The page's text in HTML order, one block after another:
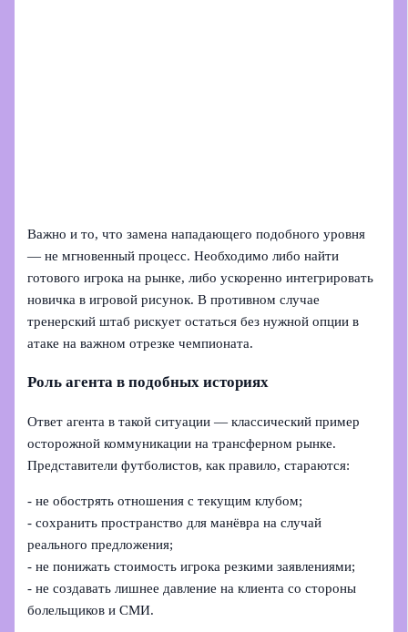
Важно и то, что замена нападающего подобного уровня
— не мгновенный процесс. Необходимо либо найти
готового игрока на рынке, либо ускоренно интегрировать
новичка в игровой рисунок. В противном случае
тренерский штаб рискует остаться без нужной опции в
атаке на важном отрезке чемпионата.
Роль агента в подобных историях
Ответ агента в такой ситуации — классический пример
осторожной коммуникации на трансферном рынке.
Представители футболистов, как правило, стараются:
- не обострять отношения с текущим клубом;
- сохранить пространство для манёвра на случай
реального предложения;
- не понижать стоимость игрока резкими заявлениями;
- не создавать лишнее давление на клиента со стороны
болельщиков и СМИ.